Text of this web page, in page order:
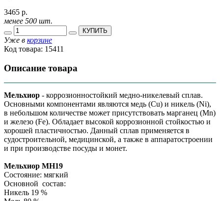
3465 р.
менее 500 шт.
КУПИТЬ
Уже в корзине
Код товара: 15411
Описание товара
Мельхиор - коррозионностойкий медно-никелевый сплав.
Основными компонентами являются медь (Cu) и никель (Ni),
в небольшом количестве может присутствовать марганец (Mn)
и железо (Fe). Обладает высокой коррозионной стойкостью и
хорошей пластичностью. Данный сплав применяется в
судостроительной, медицинской, а также в аппаратостроении
и при производстве посуды и монет.
Мельхиор МН19
Состояние: мягкий
Основной состав:
Никель 19 %